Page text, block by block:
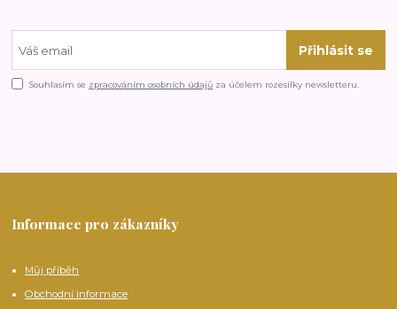
Přihlásit se
Souhlasím se zpracováním osobních údajů za účelem rozesílky newsletteru.
Informace pro zákazníky
Můj příběh
Obchodní informace